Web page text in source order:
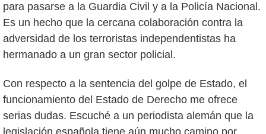
para pasarse a la Guardia Civil y a la Policía Nacional.
Es un hecho que la cercana colaboración contra la
adversidad de los terroristas independentistas ha
hermanado a un gran sector policial.
Con respecto a la sentencia del golpe de Estado, el
funcionamiento del Estado de Derecho me ofrece
serias dudas. Escuché a un periodista alemán que la